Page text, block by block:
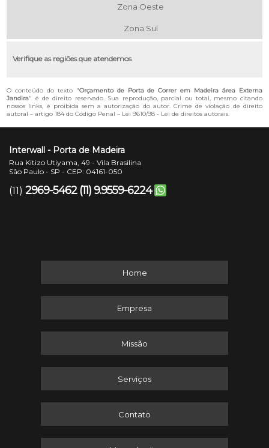
Zona Oeste
Zona Sul
Verifique as regiões que atendemos
O conteúdo do texto "Orçamento de Porta de Correr em Madeira área Externa
Jandira" é de direito reservado. Sua reprodução, parcial ou total, mesmo citando
nossos links, é proibida sem a autorização do autor. Crime de violação de direito
autoral – artigo 184 do Código Penal – Lei 9610/98 - Lei de direitos autorais.
Interwall - Porta de Madeira
Rua Kitizo Utiyama, 49 - Vila Brasilina
São Paulo - SP - CEP: 04161-050
(11) 2969-5462 (11) 9.9559-6224
Home
Empresa
Missão
Serviços
Contato